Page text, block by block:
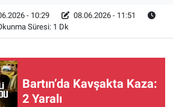
- 10:29
08.06.2026 - 11:51
Süresi: 1 Dk
Bartın’da Kavşakta Kaza:
2 Yaralı